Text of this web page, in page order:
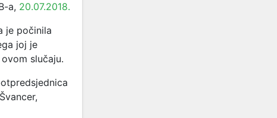
a, 20.07.2018.
je počinila
joj je
ovom slučaju.